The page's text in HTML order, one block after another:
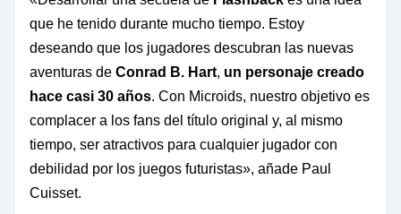
que he tenido durante mucho tiempo. Estoy
deseando que los jugadores descubran las nuevas
aventuras deConrad B. Hart, un personaje creado
hace casi 30 años. Con Microids, nuestro objetivo es
complacer a los fans del título original y, al mismo
tiempo, ser atractivos para cualquier jugador con
debilidad por los juegos futuristas», añade Paul
Cuisset.